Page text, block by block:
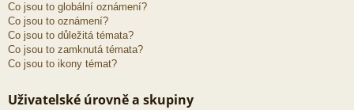
Co jsou to globální oznámení?
Co jsou to oznámení?
Co jsou to důležitá témata?
Co jsou to zamknutá témata?
Co jsou to ikony témat?
Uživatelské úrovně a skupiny